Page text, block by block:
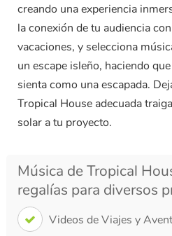
creando una experiencia
la conexión de tu audiencia
vacaciones, y selecciona
un escape isleño, haciendo
sienta como una escapada.
Tropical House adecuada
solar a tu proyecto.
Música de Tropical
regalías para diversos
Videos de Viajes y